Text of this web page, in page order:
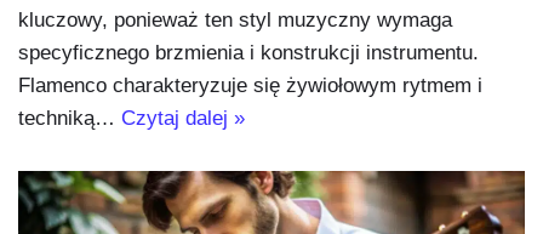
kluczowy, ponieważ ten styl muzyczny wymaga
specyficznego brzmienia i konstrukcji instrumentu.
Flamenco charakteryzuje się żywiołowym rytmem i
techniką… Czytaj dalej »